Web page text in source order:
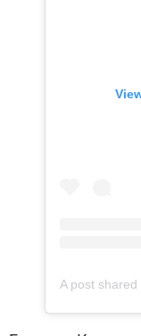
A post shared